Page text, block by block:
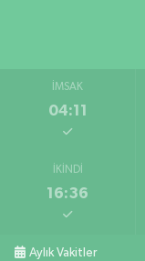
İMSAK
04:11
İKINDI
16:36
Aylık Vakitler